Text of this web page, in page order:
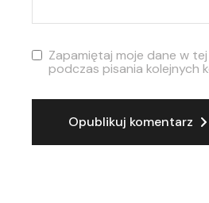
Zapamiętaj moje dane w
podczas pisania kolejnych
Opublikuj komentarz